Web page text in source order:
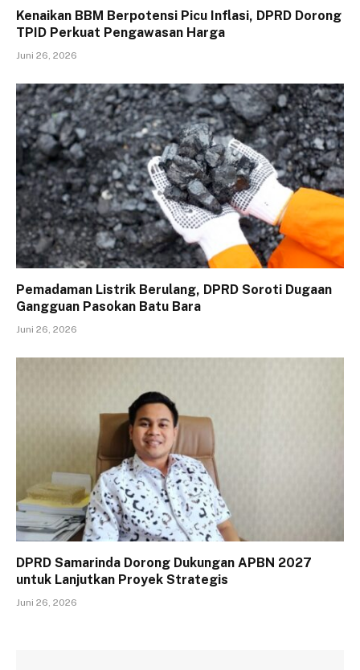
Kenaikan BBM Berpotensi Picu Inflasi, DPRD Dorong
TPID Perkuat Pengawasan Harga
Juni 26, 2026
Pemadaman Listrik Berulang, DPRD Soroti Dugaan
Gangguan Pasokan Batu Bara
Juni 26, 2026
DPRD Samarinda Dorong Dukungan APBN 2027
untuk Lanjutkan Proyek Strategis
Juni 26, 2026